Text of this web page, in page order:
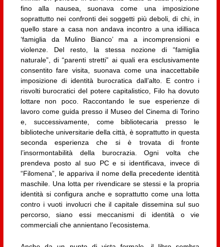
fino alla nausea, suonava come una imposizione
soprattutto nei confronti dei soggetti più deboli, di chi, in
quello stare a casa non andava incontro a una idilliaca
‘famiglia da Mulino Bianco’ ma a incomprensioni e
violenze. Del resto, la stessa nozione di “famiglia
naturale”, di “parenti stretti” ai quali era esclusivamente
consentito fare visita, suonava come una inaccettabile
imposizione di identità burocratica dall’alto. E contro i
risvolti burocratici del potere capitalistico, Filo ha dovuto
lottare non poco. Raccontando le sue esperienze di
lavoro come guida presso il Museo del Cinema di Torino
e, successivamente, come bibliotecaria presso le
biblioteche universitarie della città, è soprattutto in questa
seconda esperienza che si è trovata di fronte
l’insormontabilità della burocrazia. Ogni volta che
prendeva posto al suo PC e si identificava, invece di
“Filomena”, le appariva il nome della precedente identità
maschile. Una lotta per rivendicare se stessi e la propria
identità si configura anche e soprattutto come una lotta
contro i vuoti involucri che il capitale dissemina sul suo
percorso, siano essi meccanismi di identità o vie
commerciali che annientano l’ecosistema.